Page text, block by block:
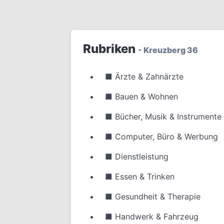
Rubriken - Kreuzberg 36
■ Ärzte & Zahnärzte
■ Bauen & Wohnen
■ Bücher, Musik & Instrumente
■ Computer, Büro & Werbung
■ Dienstleistung
■ Essen & Trinken
■ Gesundheit & Therapie
■ Handwerk & Fahrzeug